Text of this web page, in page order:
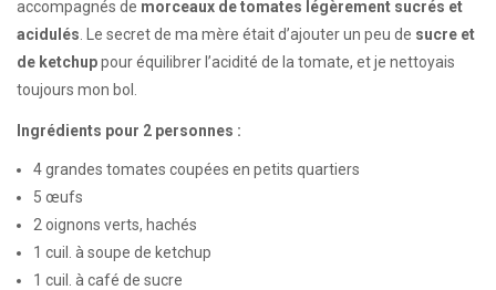
accompagnés de morceaux de tomates légèrement sucrés et
acidulés. Le secret de ma mère était d’ajouter un peu de sucre et
de ketchuppour équilibrer l’acidité de la tomate, et je nettoyais
toujours mon bol.
Ingrédients pour 2 personnes :
4 grandes tomates coupées en petits quartiers
5 œufs
2 oignons verts, hachés
1 cuil. à soupe de ketchup
1 cuil. à café de sucre